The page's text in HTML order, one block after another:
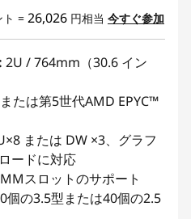
ト = 26,026 円相当 今すぐ参加
2U / 764mm（30.6 イン
たは第5世代AMD EPYC™
または DW ×3、グラフ
ードに対応
スロットのサポート
個の3.5型または40個の2.5